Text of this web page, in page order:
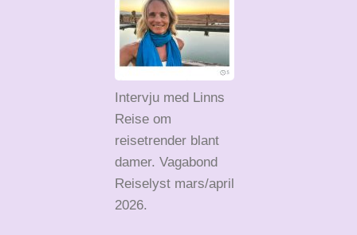
Intervju med Linns
Reise om
reisetrender blant
damer. Vagabond
Reiselyst mars/april
2026.